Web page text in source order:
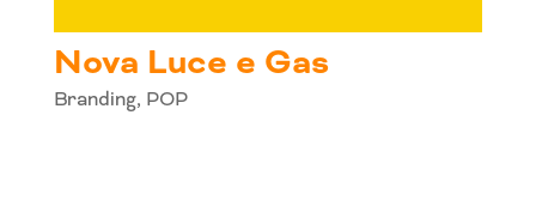
Nova Luce e Gas
Branding, POP